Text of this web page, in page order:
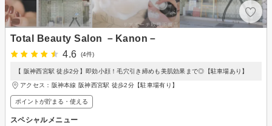
Total Beauty Salon －Kanon－
4.6
(4件)
【 阪神西宮駅 徒歩2分】即効小顔！毛穴引き締めも美肌効果まで◎【駐車場あり】
アクセス：阪神本線 阪神西宮駅 徒歩2分【駐車場有り】
ポイントが貯まる・使える
スペシャルメニュー